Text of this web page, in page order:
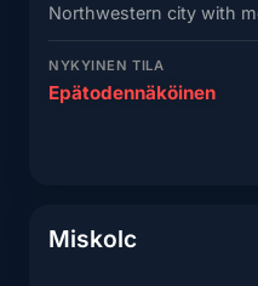
Northwestern city with
NYKYINEN TILA
Epätodennäköinen
Miskolc